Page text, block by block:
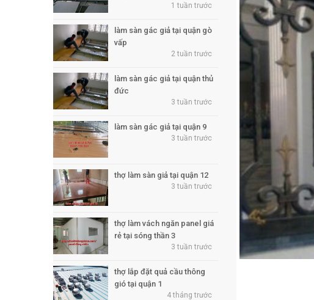
1 tuần trước
làm sàn gác giả tại quận gò
vấp
2 tuần trước
làm sàn gác giả tại quận thủ
đức
3 tuần trước
làm sàn gác giả tại quận 9
3 tuần trước
thợ làm sàn giả tại quận 12
3 tuần trước
thợ làm vách ngăn panel giá
rẻ tại sóng thần 3
3 tuần trước
thợ lắp đặt quả cầu thông
gió tại quận 1
4 tháng trước